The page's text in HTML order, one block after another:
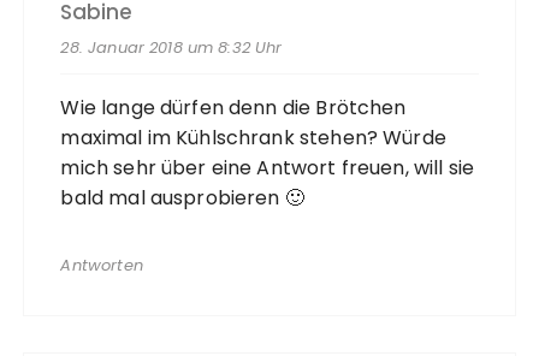
Sabine
28. Januar 2018 um 8:32 Uhr
Wie lange dürfen denn die Brötchen
maximal im Kühlschrank stehen? Würde
mich sehr über eine Antwort freuen, will sie
bald mal ausprobieren 🙂
Antworten